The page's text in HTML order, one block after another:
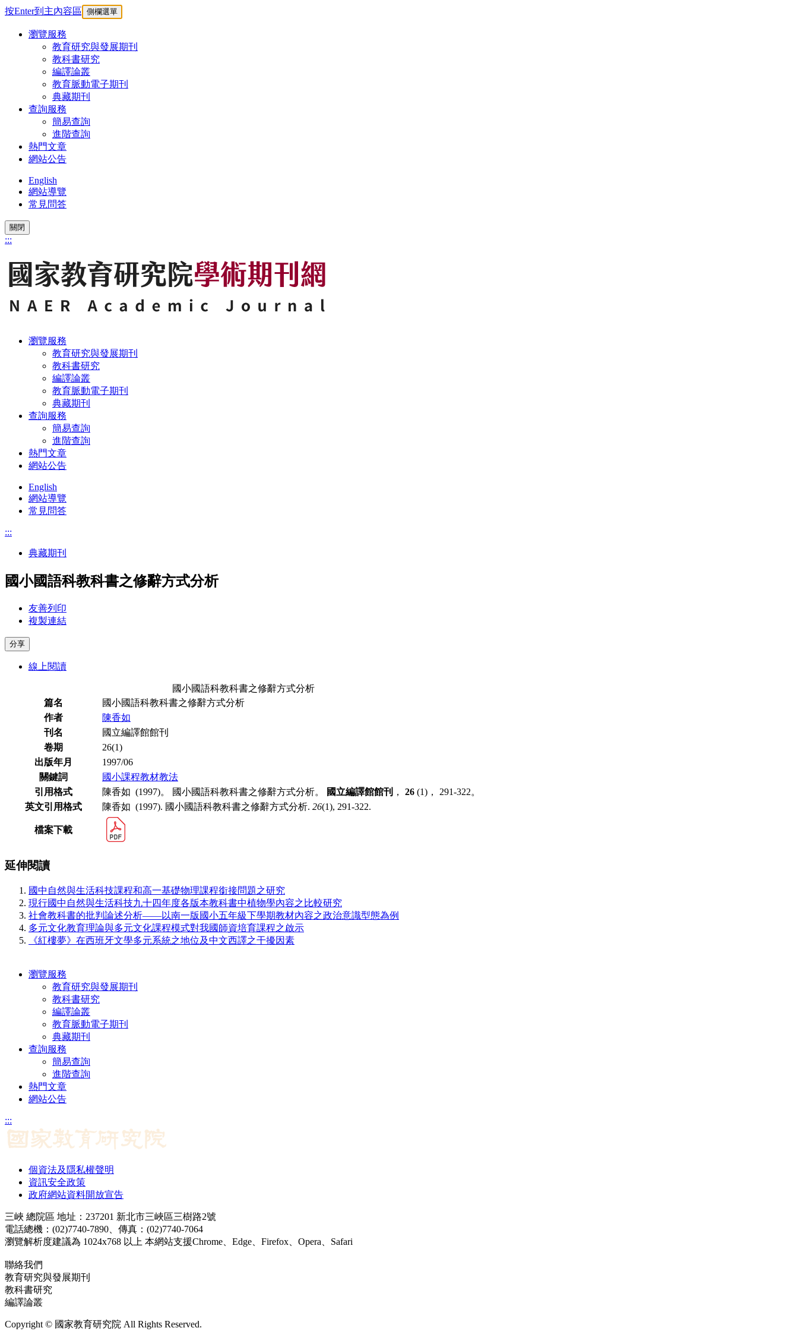
按Enter到主內容區 側欄選單
瀏覽服務
教育研究與發展期刊
教科書研究
編譯論叢
教育脈動電子期刊
典藏期刊
查詢服務
簡易查詢
進階查詢
熱門文章
網站公告
English
網站導覽
常見問答
關閉
:::
瀏覽服務
教育研究與發展期刊
教科書研究
編譯論叢
教育脈動電子期刊
典藏期刊
查詢服務
簡易查詢
進階查詢
熱門文章
網站公告
English
網站導覽
常見問答
:::
典藏期刊
國小國語科教科書之修辭方式分析
友善列印
複製連結
分享
線上閱讀
國小國語科教科書之修辭方式分析
篇名
國小國語科教科書之修辭方式分析
作者
陳香如
刊名
國立編譯館館刊
卷期
26(1)
出版年月
1997/06
關鍵詞
國小課程教材教法
引用格式
陳香如 (1997)。 國小國語科教科書之修辭方式分析。 國立編譯館館刊 ， 26 (1)， 291-322。
英文引用格式
陳香如 (1997). 國小國語科教科書之修辭方式分析. 26(1), 291-322.
檔案下載
延伸閱讀
國中自然與生活科技課程和高一基礎物理課程銜接問題之研究
現行國中自然與生活科技九十四年度各版本教科書中植物學內容之比較研究
社會教科書的批判論述分析——以南一版國小五年級下學期教材內容之政治意識型態為例
多元文化教育理論與多元文化課程模式對我國師資培育課程之啟示
《紅樓夢》在西班牙文學多元系統之地位及中文西譯之干擾因素
瀏覽服務
教育研究與發展期刊
教科書研究
編譯論叢
教育脈動電子期刊
典藏期刊
查詢服務
簡易查詢
進階查詢
熱門文章
網站公告
:::
個資法及隱私權聲明
資訊安全政策
政府網站資料開放宣告
三峽 總院區 地址：237201 新北市三峽區三樹路2號
電話總機：(02)7740-7890、傳真：(02)7740-7064
瀏覽解析度建議為 1024x768 以上 本網站支援Chrome、Edge、Firefox、Opera、Safari
聯絡我們
教育研究與發展期刊
教科書研究
編譯論叢
Copyright © 國家教育研究院 All Rights Reserved.